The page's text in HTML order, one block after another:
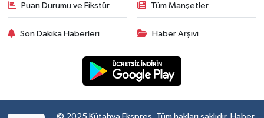
Puan Durumu ve Fikstür Tüm Manşetler
Son Dakika Haberleri Haber Arşivi